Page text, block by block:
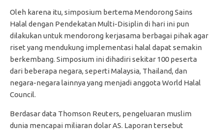
Oleh karena itu, simposium bertema Mendorong Sains
Halal dengan Pendekatan Multi-Disiplin di hari ini pun
dilakukan untuk mendorong kerjasama berbagai pihak agar
riset yang mendukung implementasi halal dapat semakin
berkembang. Simposium ini dihadiri sekitar 100 peserta
dari beberapa negara, seperti Malaysia, Thailand, dan
negara-negara lainnya yang menjadi anggota World Halal
Council.
Berdasar data Thomson Reuters, pengeluaran muslim
dunia mencapai miliaran dolar AS. Laporan tersebut